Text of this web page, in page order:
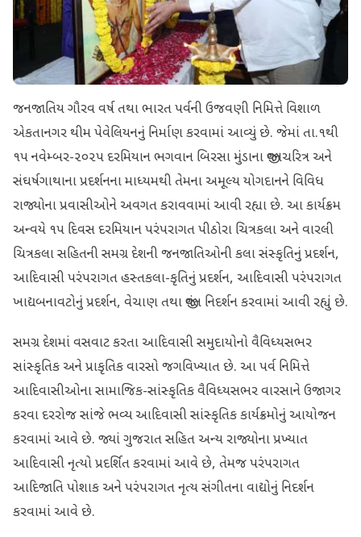
જનજાતિય ગૌરવ વર્ષ તથા ભારત પર્વની ઉજવણી નિમિત્તે વિશાળ
એકતાનગર થીમ પેવેલિયનનું નિર્માણ કરવામાં આવ્યું છે. જેમાં તા.૧થી
૧૫ નવેમ્બર-૨૦૨૫ દરમિયાન ભગવાન બિરસા મુંડાના જીવનચરિત્ર અને
સંઘર્ષગાથાના પ્રદર્શનના માધ્યમથી તેમના અમૂલ્ય યોગદાનને વિવિધ
રાજ્યોના પ્રવાસીઓને અવગત કરાવવામાં આવી રહ્યા છે. આ કાર્યક્રમ
અન્વયે ૧૫ દિવસ દરમિયાન પરંપરાગત પીઠોરા ચિત્રકલા અને વારલી
ચિત્રકલા સહિતની સમગ્ર દેશની જનજાતિઓની કલા સંસ્કૃતિનું પ્રદર્શન,
આદિવાસી પરંપરાગત હસ્તકલા-કૃતિનું પ્રદર્શન, આદિવાસી પરંપરાગત
ખાદ્યબનાવટોનું પ્રદર્શન, વેચાણ તથા જીવંત નિદર્શન કરવામાં આવી રહ્યું છે.
સમગ્ર દેશમાં વસવાટ કરતા આદિવાસી સમુદાયોનો વૈવિધ્યસભર
સાંસ્કૃતિક અને પ્રાકૃતિક વારસો જગવિખ્યાત છે. આ પર્વ નિમિત્તે
આદિવાસીઓના સામાજિક-સાંસ્કૃતિક વૈવિધ્યસભર વારસાને ઉજાગર
કરવા દરરોજ સાંજે ભવ્ય આદિવાસી સાંસ્કૃતિક કાર્યક્રમોનું આયોજન
કરવામાં આવે છે. જ્યાં ગુજરાત સહિત અન્ય રાજ્યોના પ્રખ્યાત
આદિવાસી નૃત્યો પ્રદર્શિત કરવામાં આવે છે, તેમજ પરંપરાગત
આદિજાતિ પોશાક અને પરંપરાગત નૃત્ય સંગીતના વાદ્યોનું નિદર્શન
કરવામાં આવે છે.